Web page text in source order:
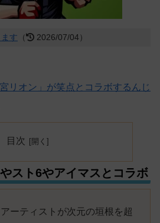
す （ 2026/07/04）
リオン」が笑点とコラボするんじ
目次
スト6やアイマスとコラボ
ーティストが次元の垣根を超